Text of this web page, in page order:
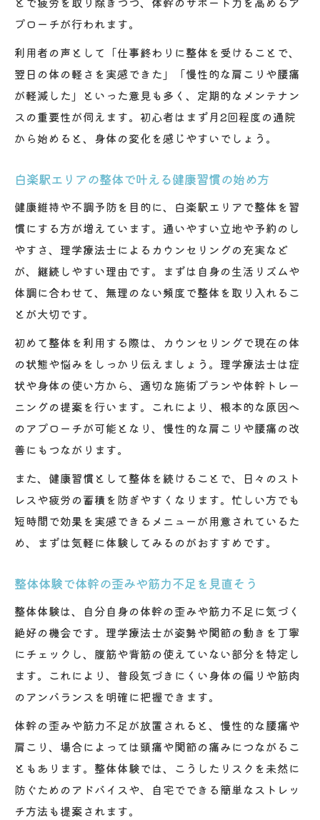
プローチが行われます。
利用者の声として「仕事終わりに整体を受けることで、
翌日の体の軽さを実感できた」「慢性的な肩こりや腰痛
が軽減した」といった意見も多く、定期的なメンテナン
スの重要性が伺えます。初心者はまず月2回程度の通院
から始めると、身体の変化を感じやすいでしょう。
白楽駅エリアの整体で叶える健康習慣の始め方
健康維持や不調予防を目的に、白楽駅エリアで整体を習
慣にする方が増えています。通いやすい立地や予約のし
やすさ、理学療法士によるカウンセリングの充実など
が、継続しやすい理由です。まずは自身の生活リズムや
体調に合わせて、無理のない頻度で整体を取り入れるこ
とが大切です。
初めて整体を利用する際は、カウンセリングで現在の体
の状態や悩みをしっかり伝えましょう。理学療法士は症
状や身体の使い方から、適切な施術プランや体幹トレー
ニングの提案を行います。これにより、根本的な原因へ
のアプローチが可能となり、慢性的な肩こりや腰痛の改
善にもつながります。
また、健康習慣として整体を続けることで、日々のスト
レスや疲労の蓄積を防ぎやすくなります。忙しい方でも
短時間で効果を実感できるメニューが用意されているた
め、まずは気軽に体験してみるのがおすすめです。
整体体験で体幹の歪みや筋力不足を見直そう
整体体験は、自分自身の体幹の歪みや筋力不足に気づく
絶好の機会です。理学療法士が姿勢や関節の動きを丁寧
にチェックし、腹筋や背筋の使えていない部分を特定し
ます。これにより、普段気づきにくい身体の偏りや筋肉
のアンバランスを明確に把握できます。
体幹の歪みや筋力不足が放置されると、慢性的な腰痛や
肩こり、場合によっては頭痛や関節の痛みにつながるこ
ともあります。整体体験では、こうしたリスクを未然に
防ぐためのアドバイスや、自宅でできる簡単なストレッ
チ方法も提案されます。